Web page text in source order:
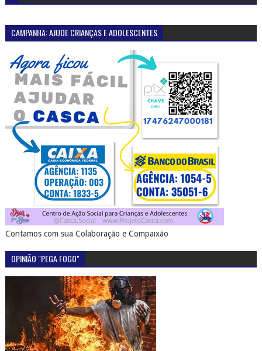
CAMPANHA: AJUDE CRIANÇAS E ADOLESCENTES
Contamos com sua Colaboração e Compaixão
OPINIÃO "PEGA FOGO"